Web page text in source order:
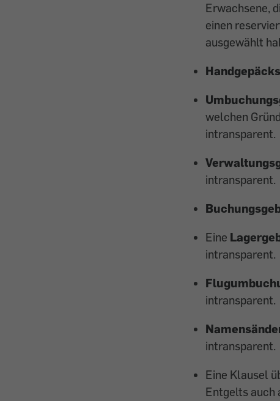
Erwachsene,
einen
ausgewählt
welchen
intransparent.
intransparent.
Eine
intransparent.
intransparent.
intransparent.
Eine Klausel
Entgelts auch